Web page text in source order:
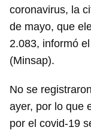
coronavirus, la
de mayo, que
2.083, informó
(Minsap).
No se
ayer, por lo que
por el covid-19